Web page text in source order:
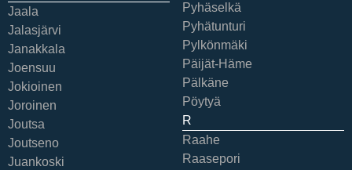
Jaala
Jalasjärvi
Janakkala
Joensuu
Jokioinen
Joroinen
Joutsa
Joutseno
Juankoski
Pyhäselkä
Pyhätunturi
Pylkönmäki
Päijät-Häme
Pälkäne
Pöytyä
R
Raahe
Raasepori